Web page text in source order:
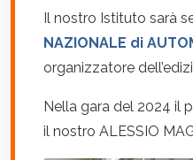
Il nostro Istituto sarà
NAZIONALE di
organizzatore
Nella gara del 2024 il
il nostro ALESSIO